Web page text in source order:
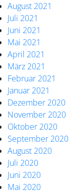
August 2021
Juli 2021
Juni 2021
Mai 2021
April 2021
März 2021
Februar 2021
Januar 2021
Dezember 2020
November 2020
Oktober 2020
September 2020
August 2020
Juli 2020
Juni 2020
Mai 2020